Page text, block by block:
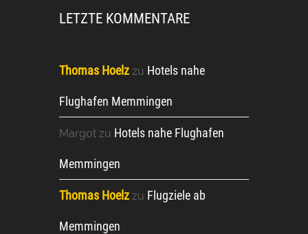
LETZTE KOMMENTARE
Thomas Hoelz zu Hotels nahe
Flughafen Memmingen
Margot zu Hotels nahe Flughafen
Memmingen
Thomas Hoelz zu Flugziele ab
Memmingen